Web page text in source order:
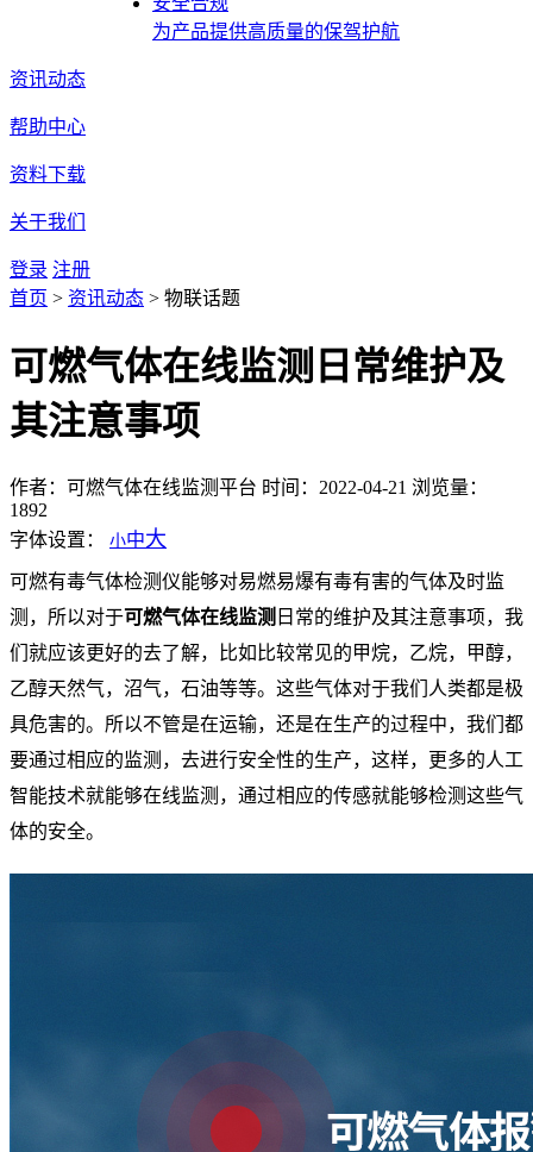
为产品提供高质量的保驾护航
资讯动态
帮助中心
资料下载
关于我们
登录 注册
首页 > 资讯动态 > 物联话题
可燃气体在线监测日常维护及
其注意事项
作者：可燃气体在线监测平台 时间：2022-04-21 浏览量：
1892
字体设置： 小中大
可燃有毒气体检测仪能够对易燃易爆有毒有害的气体及时监
测，所以对于可燃气体在线监测 日常的维护及其注意事项，我
们就应该更好的去了解，比如比较常见的甲烷，乙烷，甲醇，
乙醇天然气，沼气，石油等等。这些气体对于我们人类都是极
具危害的。所以不管是在运输，还是在生产的过程中，我们都
要通过相应的监测，去进行安全性的生产，这样，更多的人工
智能技术就能够在线监测，通过相应的传感就能够检测这些气
体的安全。